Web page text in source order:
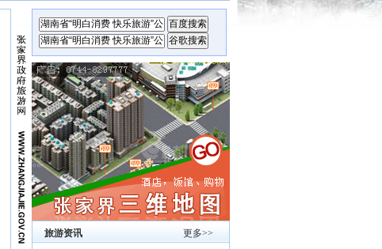
更多>>
旅游资讯